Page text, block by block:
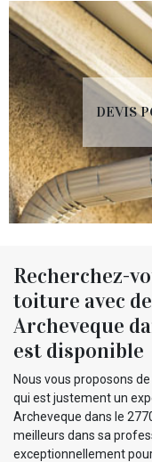
DEVIS
Recherchez-
toiture avec
Archeveque
est disponible
Nous vous proposons
qui est justement un
Archeveque dans le
meilleurs dans sa
exceptionnellement